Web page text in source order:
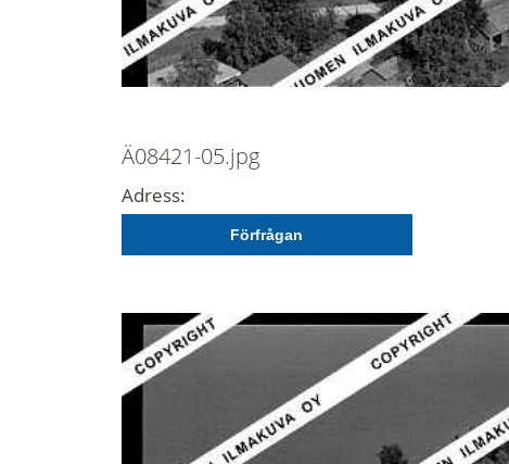
Ä08421-05.jpg
Adress:
Förfrågan